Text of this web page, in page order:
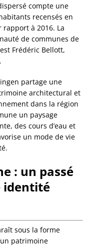
compte une
recensés en
rapport à 2016. La
de communes de
Frédéric Bellott,
partage une
architectural et
dans la région
un paysage
des cours d’eau et
un mode de vie
: un passé
identité
sous la forme
un patrimoine